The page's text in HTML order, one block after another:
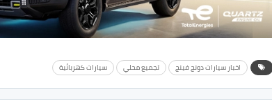
اخبار سيارات دونج فينج تجميع محلي سيارات كهربائية